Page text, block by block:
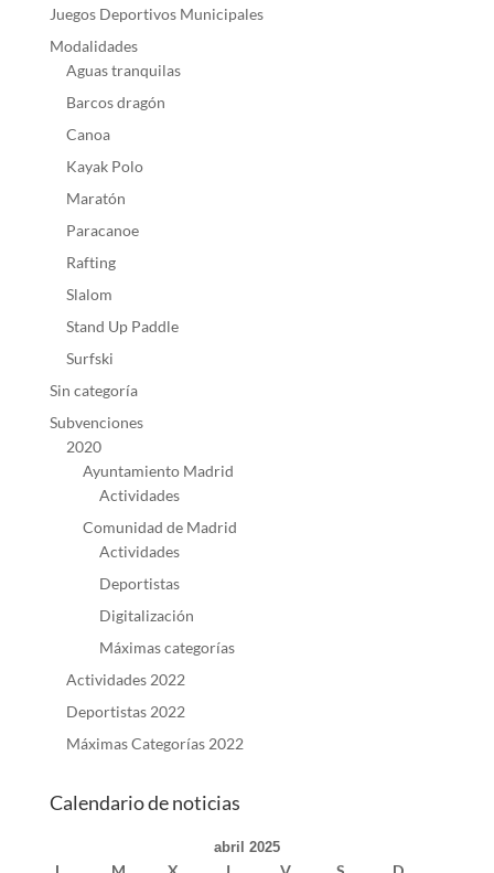
Juegos Deportivos Municipales
Modalidades
Aguas tranquilas
Barcos dragón
Canoa
Kayak Polo
Maratón
Paracanoe
Rafting
Slalom
Stand Up Paddle
Surfski
Sin categoría
Subvenciones
2020
Ayuntamiento Madrid
Actividades
Comunidad de Madrid
Actividades
Deportistas
Digitalización
Máximas categorías
Actividades 2022
Deportistas 2022
Máximas Categorías 2022
Calendario de noticias
abril 2025